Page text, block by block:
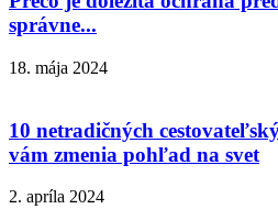
správne...
18. mája 2024
10 netradičných
vám zmenia pohľad na svet
2. apríla 2024